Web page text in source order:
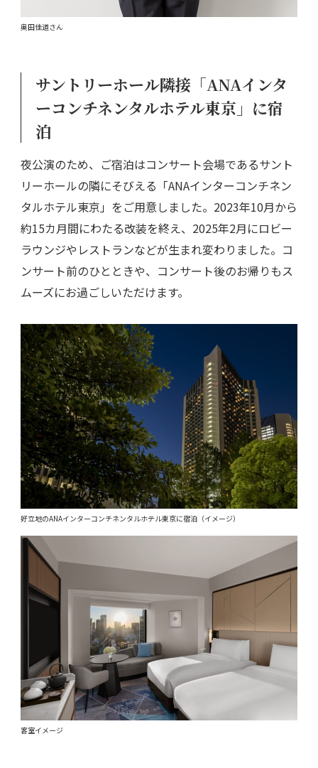
奥田佳道さん
サントリーホール隣接「ANAインタ
ーコンチネンタルホテル東京」に宿
泊
夜公演のため、ご宿泊はコンサート会場であるサント
リーホールの隣にそびえる「ANAインターコンチネン
タルホテル東京」をご用意しました。2023年10月から
約15カ月間にわたる改装を終え、2025年2月にロビー
ラウンジやレストランなどが生まれ変わりました。コ
ンサート前のひとときや、コンサート後のお帰りもス
ムーズにお過ごしいただけます。
好立地のANAインターコンチネンタルホテル東京に宿泊（イメージ）
客室イメージ